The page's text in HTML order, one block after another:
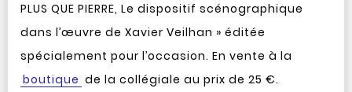
PLUS QUE PIERRE, Le dispositif scénographique
dans l’œuvre de Xavier Veilhan » éditée
spécialement pour l’occasion. En vente à la
boutique de la collégiale au prix de 25 €.